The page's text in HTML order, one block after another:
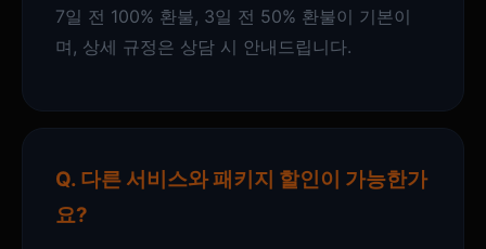
7일 전 100% 환불, 3일 전 50% 환불이 기본이
며, 상세 규정은 상담 시 안내드립니다.
Q. 다른 서비스와 패키지 할인이 가능한가
요?